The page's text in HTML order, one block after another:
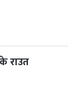
राउत